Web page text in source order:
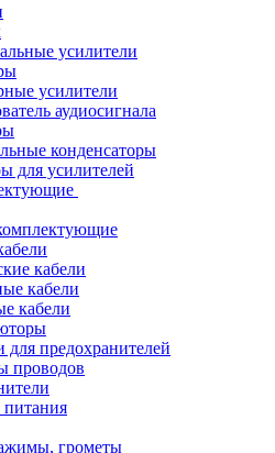
усилители
усилители
аудиосигнала
конденсаторы
для усилителей
кабели
кабели
кабели
для предохранителей
проводов
грометы